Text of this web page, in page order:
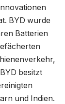
BYD wurde
Batterien
besitzt
und Indien.